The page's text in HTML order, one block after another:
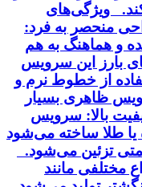
ویژگی‌های
منحصر به فرد:
و هماهنگ به هم
بارز این سرویس
از خطوط نرم و
ظاهری بسیار
بالا: سرویس
یا طلا ساخته می‌شود
تزئین می‌شود.
مختلفی مانند